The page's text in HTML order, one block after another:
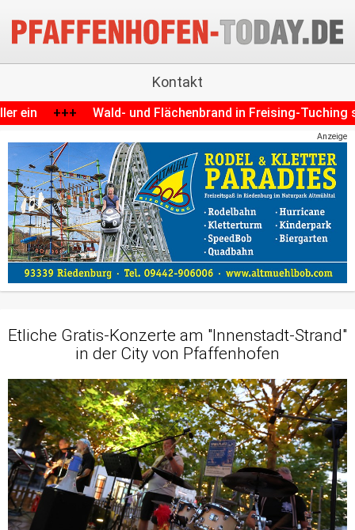
Kontakt
in Freising-Tuching sorgt für größeren
Anzeige
Etliche Gratis-Konzerte am "Innenstadt-Strand"
in der City von Pfaffenhofen